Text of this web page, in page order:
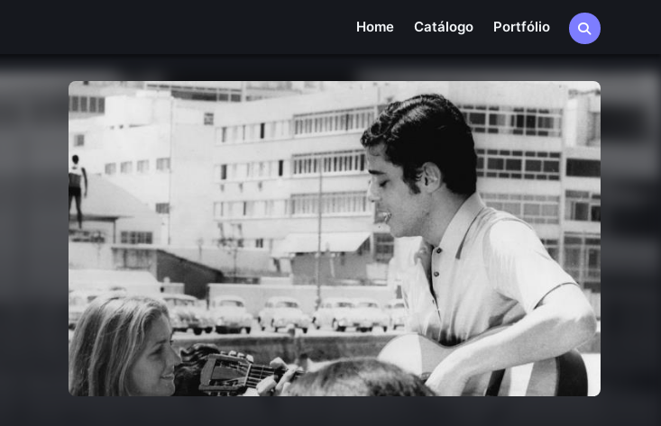
Home Catálogo Portfólio